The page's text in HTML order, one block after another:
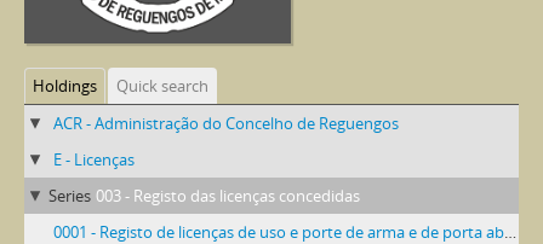
Holdings
Quick search
ACR - Administração do Concelho de Reguengos
E - Licenças
Series 003 - Registo das licenças concedidas
0001 - Registo de licenças de uso e porte de arma e de porta aberta